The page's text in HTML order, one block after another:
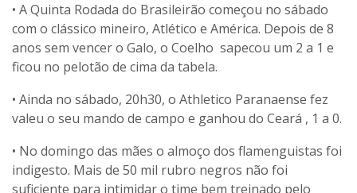
• A Quinta Rodada do Brasileirão começou no sábado
com o clássico mineiro, Atlético e América. Depois de 8
anos sem vencer o Galo, o Coelho sapecou um 2 a 1 e
ficou no pelotão de cima da tabela.
• Ainda no sábado, 20h30, o Athletico Paranaense fez
valeu o seu mando de campo e ganhou do Ceará , 1 a 0.
• No domingo das mães o almoço dos flamenguistas foi
indigesto. Mais de 50 mil rubro negros não foi
suficiente para intimidar o time bem treinado pelo